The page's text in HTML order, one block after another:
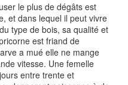
le plus de dégâts est
et dans lequel il peut vivre
type de bois, sa qualité et
est friand de
a mué elle ne mange
vitesse. Une femelle
entre trente et